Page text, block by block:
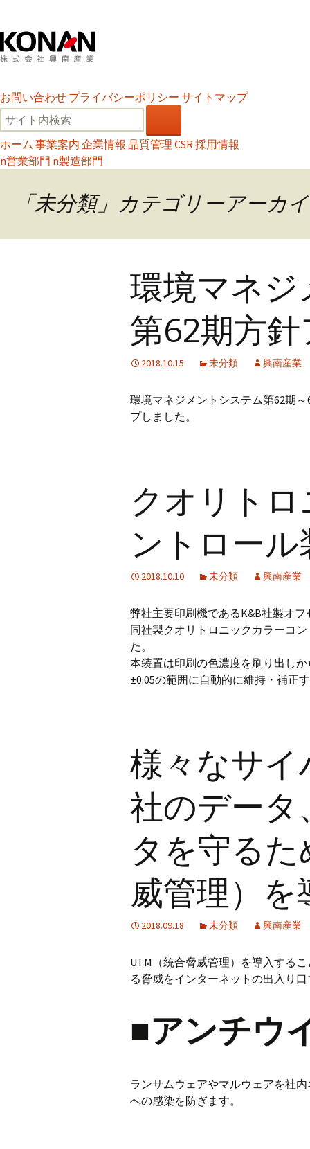
お問い合わせ プライバシーポリシー サイトマップ
ホーム 事業案内 企業情報 品質管理 CSR採用情報
n営業部門 n製造部門
「未分類」カテゴリーアーカ
環境マネ
第62期方
2018.10.15 未分類 興南産業
環境マネジメントシステム第62期～
プしました。
クオリト
ントロー
2018.10.10 未分類 興南産業
弊社主要印刷機であるK&B社製オ
同社製クオリトロニックカラーコ
た。
本装置は印刷の色濃度を刷り出し
±0.05の範囲に自動的に維持・補正
様々なサイ
社のデータ
タを守る
威管理）を
2018.09.18 未分類 興南産業
UTM（統合脅威管理）を導入する
る脅威をインターネットの出入り
■アンチウ
ランサムウェアやマルウェアを社
への感染を防ぎます。